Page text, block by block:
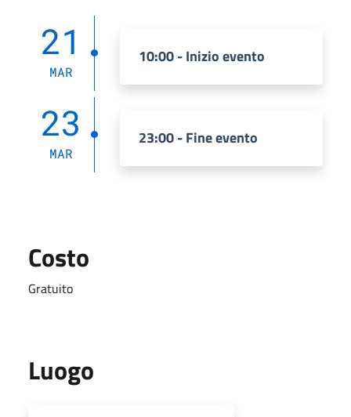
21
MAR
10:00 - Inizio evento
23
MAR
23:00 - Fine evento
Costo
Gratuito
Luogo